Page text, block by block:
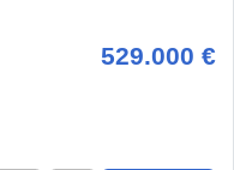
529.000 €